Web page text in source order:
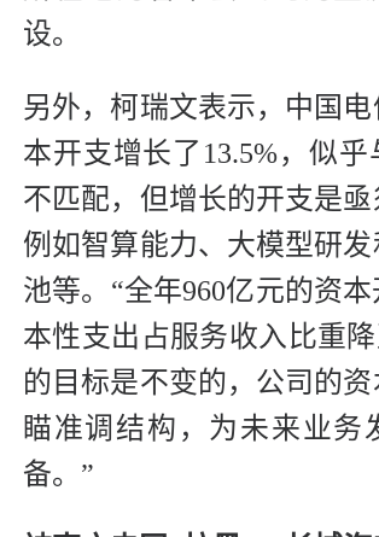
设。
另外，柯瑞文表示，中国
本开支增长了13.5%，似
不匹配，但增长的开支是亟
例如智算能力、大模型研
池等。“全年960亿元的资
本性支出占服务收入比重降
的目标是不变的，公司的
瞄准调结构，为未来业务
备。”